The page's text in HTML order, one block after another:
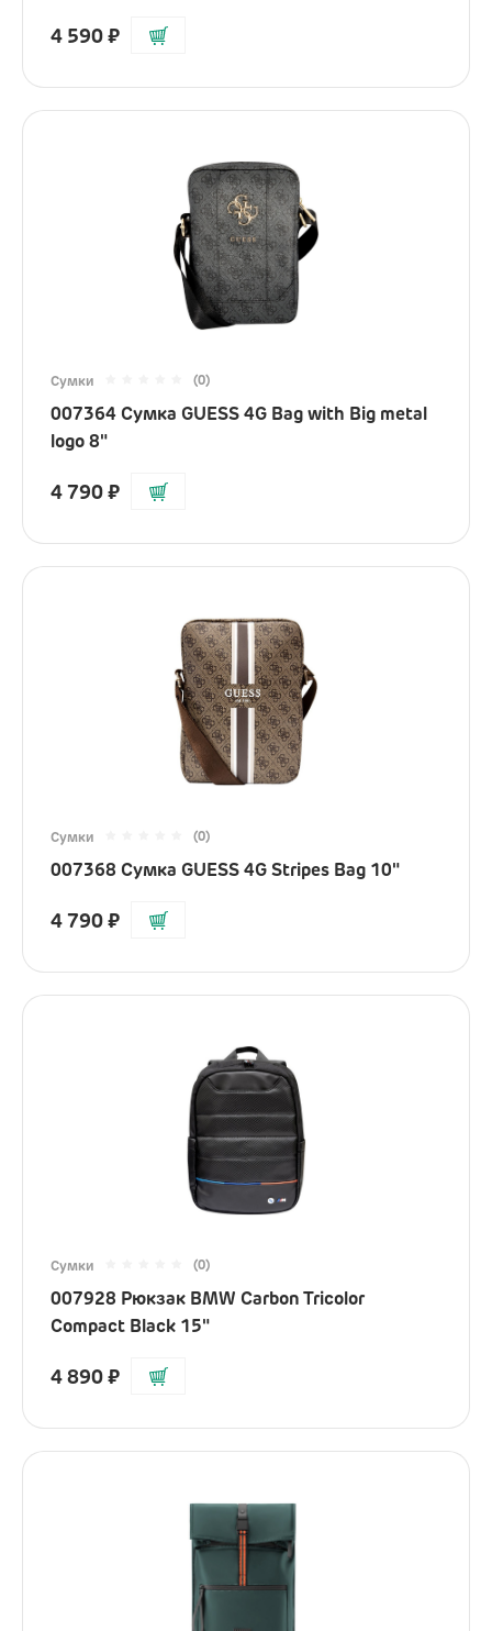
4 590₽
Сумки (0)
007364 Сумка GUESS 4G Bag with Big metal
logo 8"
4 790₽
Сумки (0)
007368 Сумка GUESS 4G Stripes Bag 10"
4 790₽
Сумки (0)
007928 Рюкзак BMW Carbon Tricolor
Compact Black 15"
4 890₽